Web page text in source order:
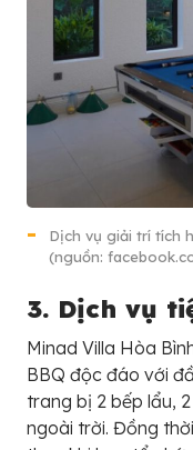
Dịch vụ giải trí tích
(nguồn:
3. Dịch vụ
Minad Villa Hòa
BBQ độc đáo với
trang bị 2 bếp lẩu,
ngoài trời. Đồng